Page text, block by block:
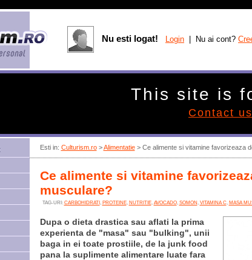
Esti in: Culturism.ro>Alimentatie> Ce alimente si vitamine favorizeaza
Ce alimente si vitamine
musculare?
TAG-URI: CARBOHIDRATI , PROTEINE, NUTRITIE, AVOCADO, SOMON, VITAMINA C, MASA
Dupa o dieta drastica sau aflati la prima
experienta de "masa" sau "bulking", unii
baga in ei toate prostiile, de la junk food
pana la suplimente alimentare luate fara
Nu esti logat! Login | Nu ai cont?
This site is
Contact us